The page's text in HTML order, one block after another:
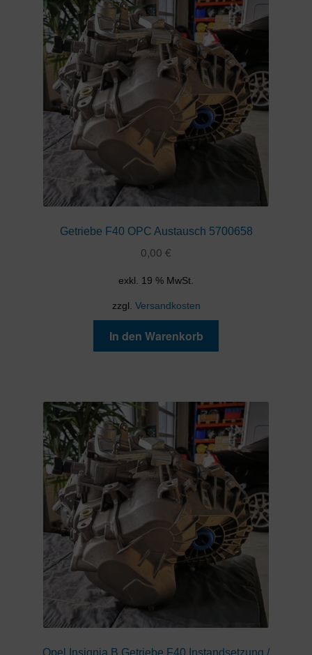
Getriebe F40 OPC Austausch 5700658
0,00 €
exkl. 19 % MwSt.
zzgl. Versandkosten
In den Warenkorb
Opel Insignia B Getriebe F40 Instandsetzung /